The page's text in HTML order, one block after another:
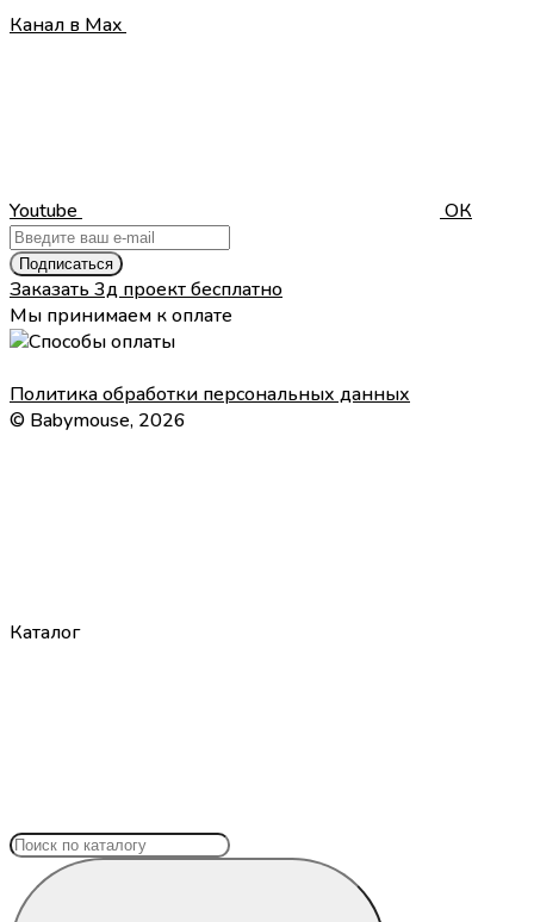
Канал в Max
Youtube ОК
Подписаться
Заказать 3д проект бесплатно
Мы принимаем к оплате
Политика обработки персональных данных
© Babymouse, 2026
Каталог